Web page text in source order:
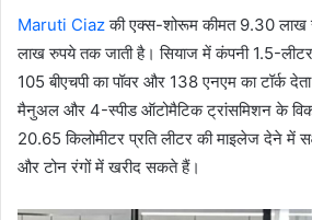
Maruti Ciazकी एक्स-शोरूम कीमत 9.30
लाख रुपये तक जाती है। सियाज में कंपनी 1.5-
105 बीएचपी का पॉवर और 138 एनएम का टॉर्क
मैनुअल और 4-स्पीड ऑटोमैटिक ट्रांसमिशन के
20.65 किलोमीटर प्रति लीटर की माइलेज देने में
और टोन रंगों में खरीद सकते हैं।